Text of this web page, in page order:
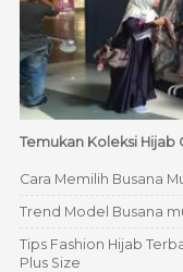
Temukan Koleksi Hijab
Cara Memilih Busana
Trend Model Busana
Tips Fashion Hijab
Plus Size